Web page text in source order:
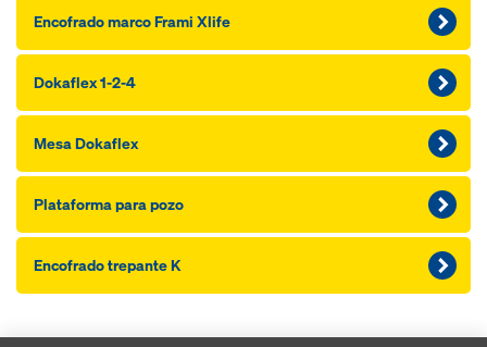
Encofrado marco Frami Xlife
Dokaflex 1-2-4
Mesa Dokaflex
Plataforma para pozo
Encofrado trepante K